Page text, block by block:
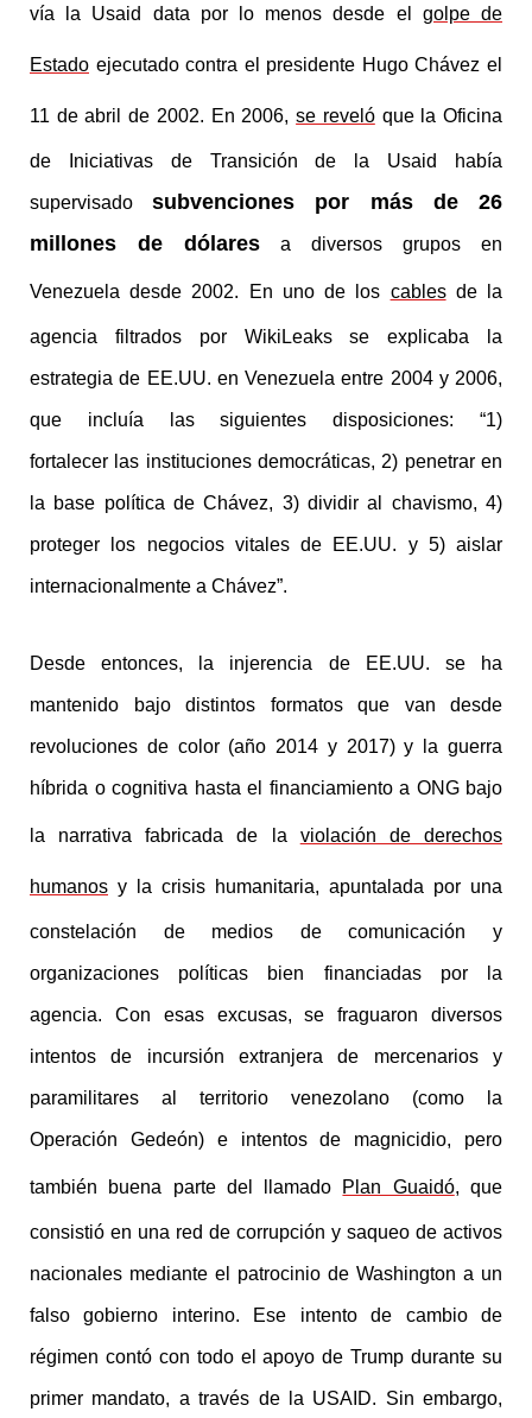
vía la Usaid data por lo menos desde el golpe de
Estado ejecutado contra el presidente Hugo Chávez el
11 de abril de 2002. En 2006,se revelóque la Oficina
de Iniciativas de Transición de la Usaid había
supervisadosubvenciones por más de 26
millones de dólares a diversos grupos en
Venezuela desde 2002. En uno de los cablesde la
agencia filtrados por WikiLeaks se explicaba la
estrategia de EE.UU. en Venezuela entre 2004 y 2006,
que incluía las siguientes disposiciones: “1)
fortalecer las instituciones democráticas, 2) penetrar en
la base política de Chávez, 3) dividir al chavismo, 4)
proteger los negocios vitales de EE.UU. y 5) aislar
internacionalmente a Chávez”.
Desde entonces, la injerencia de EE.UU. se ha
mantenido bajo distintos formatos que van desde
revoluciones de color (año 2014 y 2017) y la guerra
híbrida o cognitiva hasta el financiamiento a ONG bajo
la narrativa fabricada de la violación de derechos
humanos y la crisis humanitaria, apuntalada por una
constelación de medios de comunicación y
organizaciones políticas bien financiadas por la
agencia. Con esas excusas, se fraguaron diversos
intentos de incursión extranjera de mercenarios y
paramilitares al territorio venezolano (como la
Operación Gedeón) e intentos de magnicidio, pero
también buena parte del llamado Plan Guaidó, que
consistió en una red de corrupción y saqueo de activos
nacionales mediante el patrocinio de Washington a un
falso gobierno interino. Ese intento de cambio de
régimen contó con todo el apoyo de Trump durante su
primer mandato, a través de la USAID. Sin embargo,